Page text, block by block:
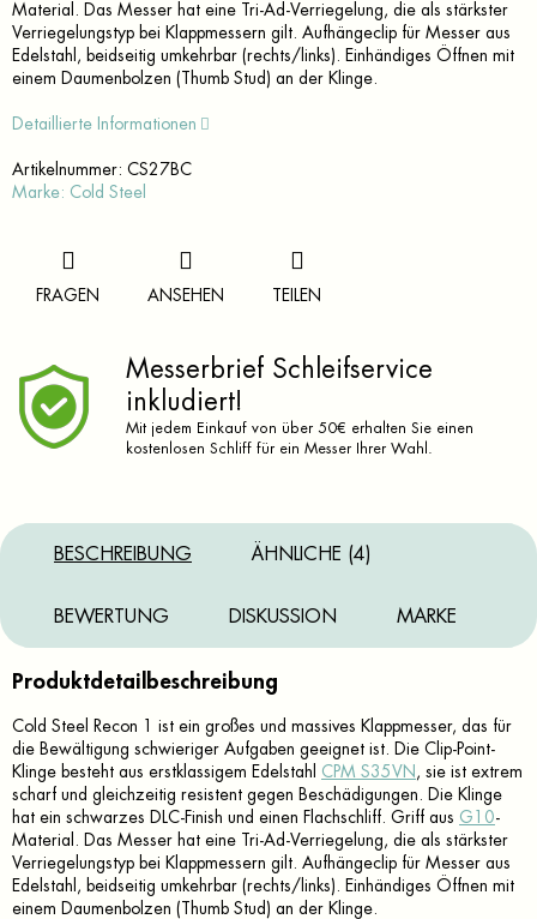
Material. Das Messer hat eine Tri-Ad-Verriegelung, die als stärkster
Verriegelungstyp bei Klappmessern gilt. Aufhängeclip für Messer aus
Edelstahl, beidseitig umkehrbar (rechts/links). Einhändiges Öffnen mit
einem Daumenbolzen (Thumb Stud) an der Klinge.
Detaillierte Informationen
Artikelnummer: CS27BC
Marke: Cold Steel
FRAGEN ANSEHEN TEILEN
Messerbrief Schleifservice
inkludiert!
Mit jedem Einkauf von über 50€ erhalten Sie einen
kostenlosen Schliff für ein Messer Ihrer Wahl.
BESCHREIBUNG ÄHNLICHE (4)
BEWERTUNG DISKUSSION MARKE
Produktdetailbeschreibung
Cold Steel Recon 1 ist ein großes und massives Klappmesser, das für
die Bewältigung schwieriger Aufgaben geeignet ist. Die Clip-Point-
Klinge besteht aus erstklassigem Edelstahl CPM S35VN , sie ist extrem
scharf und gleichzeitig resistent gegen Beschädigungen. Die Klinge
hat ein schwarzes DLC-Finish und einen Flachschliff. Griff aus G10-
Material. Das Messer hat eine Tri-Ad-Verriegelung, die als stärkster
Verriegelungstyp bei Klappmessern gilt. Aufhängeclip für Messer aus
Edelstahl, beidseitig umkehrbar (rechts/links). Einhändiges Öffnen mit
einem Daumenbolzen (Thumb Stud) an der Klinge.